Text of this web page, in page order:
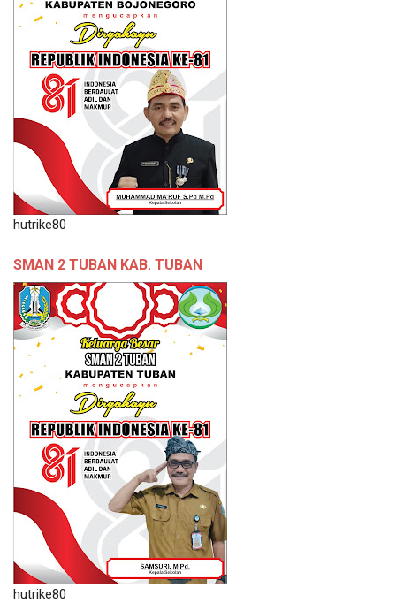
hutrike80
SMAN 2 TUBAN KAB. TUBAN
hutrike80